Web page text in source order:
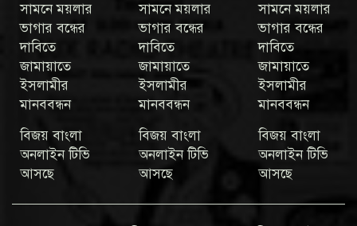
সামনে ময়লার
ভাগার বন্ধের
দাবিতে
জামায়াতে
ইসলামীর
মানববন্ধন
বিজয় বাংলা
অনলাইন টিভি
আসছে
সামনে ময়লার
ভাগার বন্ধের
দাবিতে
জামায়াতে
ইসলামীর
মানববন্ধন
বিজয় বাংলা
অনলাইন টিভি
আসছে
সামনে ময়লার
ভাগার বন্ধের
দাবিতে
জামায়াতে
ইসলামীর
মানববন্ধন
বিজয় বাংলা
অনলাইন টিভি
আসছে